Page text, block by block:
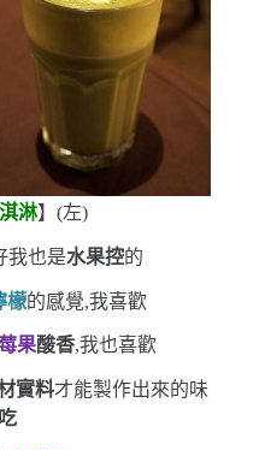
淋】(左)
我也是水果控的
檬的感覺,我喜歡
果酸香,我也喜歡
實料才能製作出來的味